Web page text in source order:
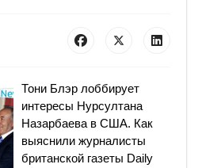
Тони Блэр лоббирует
интересы Нурсултана
Назарбаева в США. Как
выяснили журналисты
британской газеты Daily